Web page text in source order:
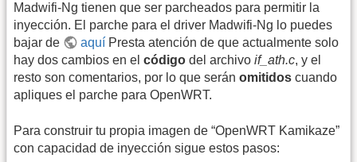
Madwifi-Ng tienen que ser parcheados para permitir la
inyección. El parche para el driver Madwifi-Ng lo puedes
bajar de
aquí Presta atención de que actualmente solo
hay dos cambios en el código del archivo if_ath.c, y el
resto son comentarios, por lo que serán omitidos cuando
apliques el parche para OpenWRT.
Para construir tu propia imagen de “OpenWRT Kamikaze”
con capacidad de inyección sigue estos pasos: